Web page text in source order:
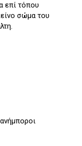
επί τόπου
σώμα του